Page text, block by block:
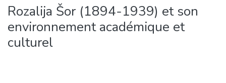
Rozalija Šor (1894-1939) et son
environnement académique et
culturel